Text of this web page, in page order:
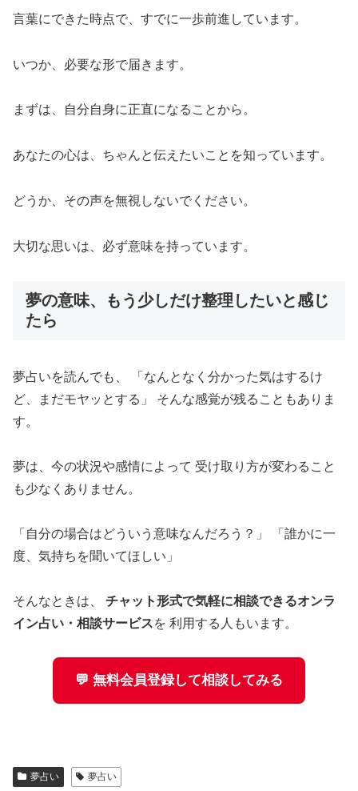
言葉にできた時点で、すでに一歩前進しています。
いつか、必要な形で届きます。
まずは、自分自身に正直になることから。
あなたの心は、ちゃんと伝えたいことを知っています。
どうか、その声を無視しないでください。
大切な思いは、必ず意味を持っています。
夢の意味、もう少しだけ整理したいと感じ
たら
夢占いを読んでも、 「なんとなく分かった気はするけ
ど、まだモヤッとする」 そんな感覚が残ることもありま
す。
夢は、今の状況や感情によって 受け取り方が変わること
も少なくありません。
「自分の場合はどういう意味なんだろう？」 「誰かに一
度、気持ちを聞いてほしい」
そんなときは、 チャット形式で気軽に相談できるオンラ
イン占い・相談サービスを 利用する人もいます。
💬 無料会員登録して相談してみる
夢占い 夢占い